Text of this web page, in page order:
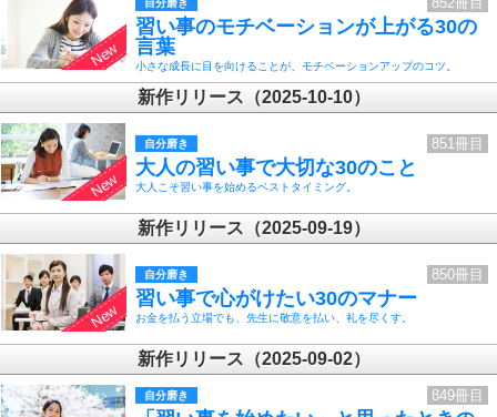
習い事のモチベーションが上がる30の
言葉
小さな成長に目を向けることが、モチベーションアップのコツ。
新作リリース（2025-10-10）
自分磨き 851冊目
大人の習い事で大切な30のこと
大人こそ習い事を始めるベストタイミング。
新作リリース（2025-09-19）
自分磨き 850冊目
習い事で心がけたい30のマナー
お金を払う立場でも、先生に敬意を払い、礼を尽くす。
新作リリース（2025-09-02）
自分磨き 849冊目